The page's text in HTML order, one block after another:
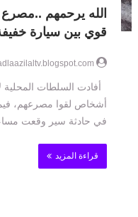
الله يرحمهم
قوي بين سيارة
أفادت السلطات المحلية
أشخاص لقوا مصرعهم،
في حادثة سير وقعت
قراءة المزيد